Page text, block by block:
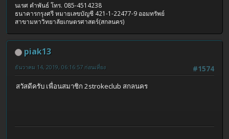
นเรศ คำพันธ์ โทร. 085-4514238
ธนาคารกรุงศรี หมายเลขบัญชี 421-1-22477-9 ออมทรัพย์
สาขามหาวิทยาลัยเกษตรศาสตร์(สกลนคร)
piak13
#1574
ธันวาคม 14, 2019, 06:16:57 ก่อนเที่ยง
สวัสดีครับ เพื่อนสมาชิก 2strokeclub สกลนคร